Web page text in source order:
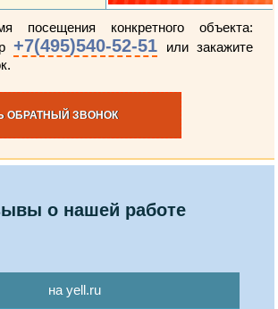
посещения конкретного объекта:
+7(495)540-52-51 или закажите
ОБРАТНЫЙ ЗВОНОК
о нашей работе
на yell.ru